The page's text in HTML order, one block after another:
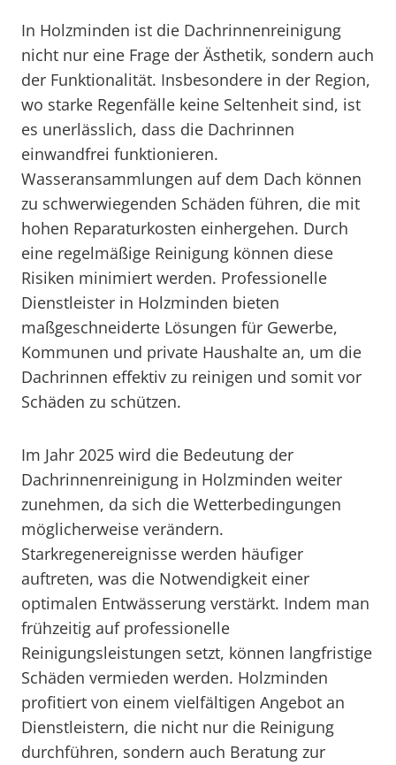
In Holzminden ist die Dachrinnenreinigung
nicht nur eine Frage der Ästhetik, sondern auch
der Funktionalität. Insbesondere in der Region,
wo starke Regenfälle keine Seltenheit sind, ist
es unerlässlich, dass die Dachrinnen
einwandfrei funktionieren.
Wasseransammlungen auf dem Dach können
zu schwerwiegenden Schäden führen, die mit
hohen Reparaturkosten einhergehen. Durch
eine regelmäßige Reinigung können diese
Risiken minimiert werden. Professionelle
Dienstleister in Holzminden bieten
maßgeschneiderte Lösungen für Gewerbe,
Kommunen und private Haushalte an, um die
Dachrinnen effektiv zu reinigen und somit vor
Schäden zu schützen.
Im Jahr 2025 wird die Bedeutung der
Dachrinnenreinigung in Holzminden weiter
zunehmen, da sich die Wetterbedingungen
möglicherweise verändern.
Starkregenereignisse werden häufiger
auftreten, was die Notwendigkeit einer
optimalen Entwässerung verstärkt. Indem man
frühzeitig auf professionelle
Reinigungsleistungen setzt, können langfristige
Schäden vermieden werden. Holzminden
profitiert von einem vielfältigen Angebot an
Dienstleistern, die nicht nur die Reinigung
durchführen, sondern auch Beratung zur